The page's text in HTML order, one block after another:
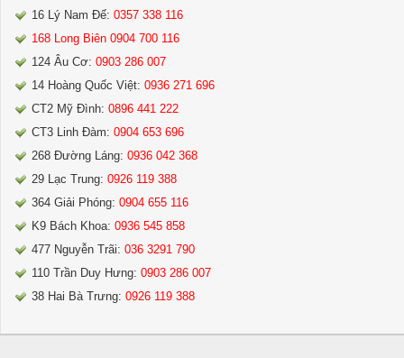
16 Lý Nam Đế: 0357 338 116
168 Long Biên 0904 700 116
124 Âu Cơ: 0903 286 007
14 Hoàng Quốc Việt: 0936 271 696
CT2 Mỹ Đình: 0896 441 222
CT3 Linh Đàm: 0904 653 696
268 Đường Láng: 0936 042 368
29 Lạc Trung: 0926 119 388
364 Giải Phóng: 0904 655 116
K9 Bách Khoa: 0936 545 858
477 Nguyễn Trãi: 036 3291 790
110 Trần Duy Hưng: 0903 286 007
38 Hai Bà Trưng: 0926 119 388